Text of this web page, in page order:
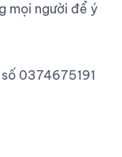
mọi người để ý
0374675191